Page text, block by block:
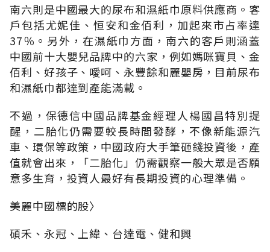
南六則是中國最大的尿布和濕紙巾原料供應商。客
戶包括尤妮佳、恒安和金佰利，加起來市占率達
37％。另外，在濕紙巾方面，南六的客戶則涵蓋
中國前十大嬰兒品牌中的六家，例如媽咪寶貝、金
佰利、好孩子、噯呵、永豐餘和麗嬰房，目前尿布
和濕紙巾都達到產能滿載。
不過，保德信中國品牌基金經理人楊國昌特別提
醒，二胎化仍需要較長時間發酵，不像新能源汽
車、環保等政策，中國政府大手筆砸錢投資後，產
值就會出來，「二胎化」仍需觀察一般大眾是否願
意多生育，投資人最好有長期投資的心理準備。
美麗中國標的股〉
碩禾、永冠、上緯、台達電、健和興